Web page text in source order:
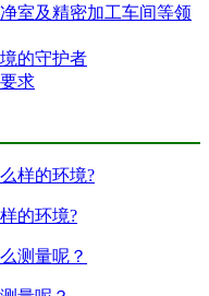
室及精密加工车间等领
的守护者
求
的环境?